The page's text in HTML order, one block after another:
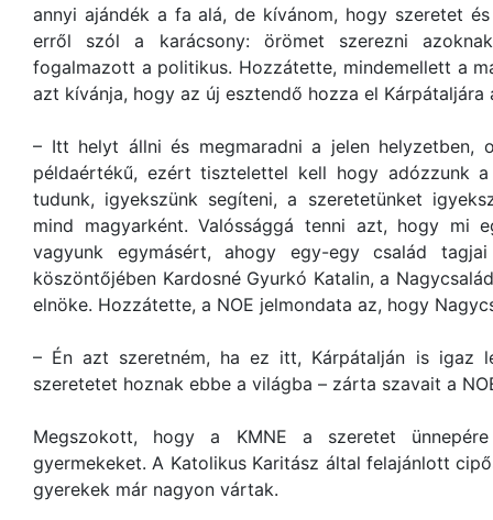
annyi ajándék a fa alá, de kívánom, hogy szeretet
erről szól a karácsony: örömet szerezni
fogalmazott a politikus. Hozzátette, mindemellett a
azt kívánja, hogy az új esztendő hozza el Kárpátaljára
– Itt helyt állni és megmaradni a jelen helyzetben,
példaértékű, ezért tisztelettel kell hogy adózzunk
tudunk, igyekszünk segíteni, a szeretetünket
mind magyarként. Valóssággá tenni azt, hogy mi
vagyunk egymásért, ahogy egy-egy család
köszöntőjében Kardosné Gyurkó Katalin, a
elnöke. Hozzátette, a NOE jelmondata az, hogy
– Én azt szeretném, ha ez itt, Kárpátalján is igaz
szeretetet hoznak ebbe a világba – zárta szavait a
Megszokott, hogy a KMNE a szeretet
gyermekeket. A Katolikus Karitász által felajánlott
gyerekek már nagyon vártak.